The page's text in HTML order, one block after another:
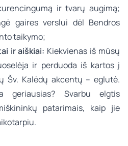
ir tvarų augimą;
gaires verslui dėl Bendros
taikymo;
ir aiškiai: Kiekvienas iš mūsų
ir perduoda iš kartos į
Šv. Kalėdų akcentų – eglutė.
geriausias? Svarbu elgtis
patarimais, kaip jie